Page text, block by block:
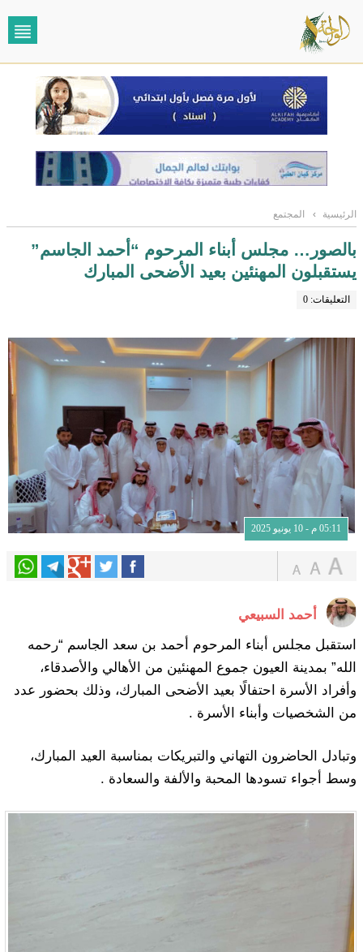
الرئيسية › المجتمع
بالصور… مجلس أبناء المرحوم “أحمد الجاسم”
يستقبلون المهنئين بعيد الأضحى المبارك
التعليقات: 0
05:11 م - 10 يونيو 2025
أحمد السبيعي
استقبل مجلس أبناء المرحوم أحمد بن سعد الجاسم “رحمه
الله” بمدينة العيون جموع المهنئين من الأهالي والأصدقاء،
وأفراد الأسرة احتفالًا بعيد الأضحى المبارك، وذلك بحضور عدد
من الشخصيات وأبناء الأسرة .
وتبادل الحاضرون التهاني والتبريكات بمناسبة العيد المبارك،
وسط أجواء تسودها المحبة والألفة والسعادة .